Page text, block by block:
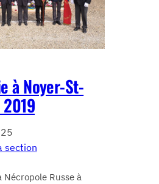
à Noyer-St-
section
Nécropole Russe à